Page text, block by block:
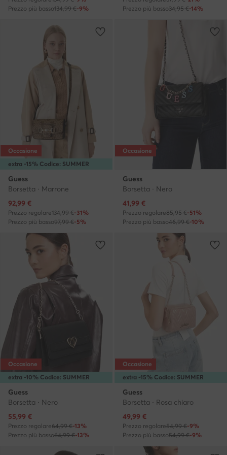
Prezzo più basso134,99 €-9%
Prezzo più basso34,95 €-14%
extra -15% Codice: SUMMER
Occasione
Guess
Borsetta · Marrone
Prezzo attuale
92,99 €
Prezzo regolare134,99 €-31%
Prezzo più basso97,99 €-5%
Occasione
Guess
Borsetta · Nero
Prezzo attuale
41,99 €
Prezzo regolare85,95 €-51%
Prezzo più basso46,99 €-10%
extra -10% Codice: SUMMER
Occasione
Guess
Borsetta · Nero
Prezzo attuale
55,99 €
Prezzo regolare64,99 €-13%
Prezzo più basso64,99 €-13%
extra -15% Codice: SUMMER
Occasione
Guess
Borsetta · Rosa chiaro
Prezzo attuale
49,99 €
Prezzo regolare54,99 €-9%
Prezzo più basso54,99 €-9%